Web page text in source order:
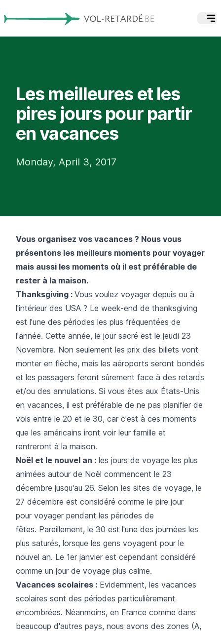
Les meilleures et les
pires jours pour partir
en vacances
Monday, April 3, 2017
Vous organisez vos vacances ? Nous vous
présentons les meilleurs moments pour voyager
mais aussi les moments où il est préférable de
rester à la maison.
Thanksgiving : Vous voulez voyager depuis ou à
l'intérieur des USA ? Le week-end de thanksgiving
est l'une des périodes les plus fréquentées de
l'année. Cette année, le jour sacré est le jeudi 23
Novembre. Non seulement les prix des billets vont
monter en flèche, mais les aéroports seront bondés
et les passagers feront sûrement face à des retards
et/ou des annulations. Si vous êtes aux États-Unis
en vacances, il est préférable de ne pas planifier de
vols entre le 20 et le 30, car c'est à ces moments
que les américains iront voir leur famille et
rentreront à la maison.
Noël et le nouvel an : les jours de voyage les plus
animées autour de Noël commencent le 23
décembre jusqu'au 26. Selon les sites de voyage, le
27 décembre est considéré comme le pire jour
pour voyager pendant les périodes de
fêtes. Pareillement, le 30 est l'une des journées les
plus saturés, lorsque les gens voyagent pour le
nouvel an. Le 1er janvier est cependant considéré
comme un jour de voyage plus calme.
Vacances scolaires : Evidemment, les vacances
scolaires sont des périodes particulièrement
encombrées. Néanmoins, en France comme dans
beaucoup d'autres pays, nous avons des zones (A,